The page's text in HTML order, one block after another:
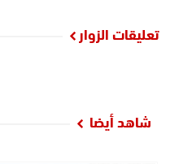
تعليقات الزوار
شاهد أيضا